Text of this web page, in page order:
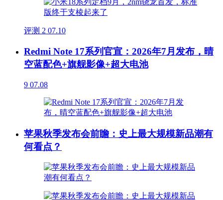
评测 2 07.10
Redmi Note 17系列官宣：2026年7月发布，晴
空蓝配色+旗舰影像+超大电池
9 07.08
苹果秋季发布会前瞻：史上最大规模新品潮有
何看点？